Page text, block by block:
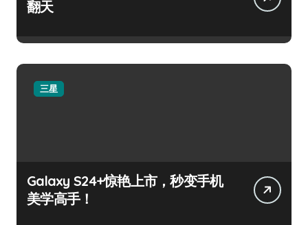
翻天
三星
Galaxy S24+惊艳上市，秒变手机
美学高手！